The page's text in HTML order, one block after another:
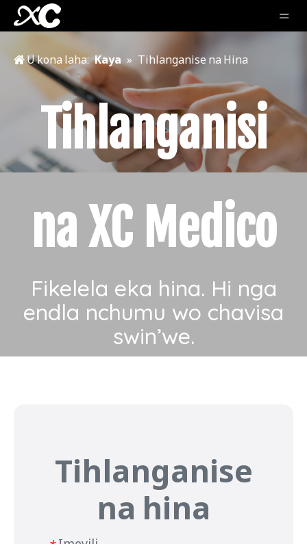
U kona laha: Kaya » Tihlanganise na Hina
Tihlanganisi
na XC Medico
Fikelela eka hina. Hi nga
endla nchumu wo chavisa
swin’we.
Tihlanganise
na hina